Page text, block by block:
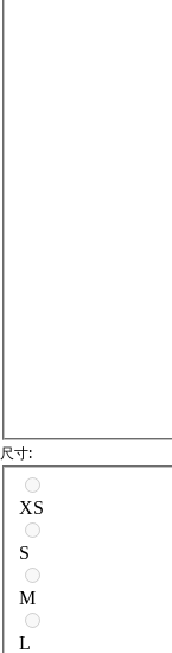
尺寸:
請選擇尺寸
XS
S
M
L